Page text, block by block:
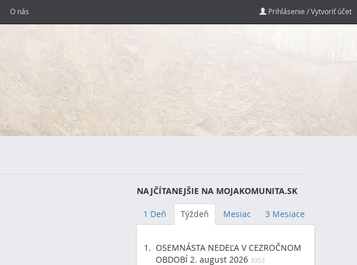
O nás Prihlásenie / Vytvoriť účet
NAJČÍTANEJŠIE NA MOJAKOMUNITA.SK
1 Deň Týždeň Mesiac 3 Mesiace
OSEMNÁSTA NEDEĽA V CEZROČNOM
OBDOBÍ 2. august 2026 3353